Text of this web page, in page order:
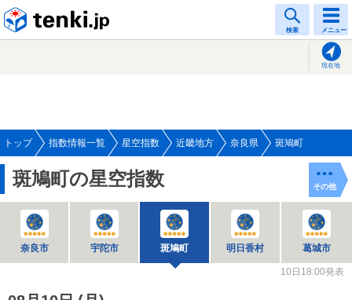
検索 メニュー
現在地
トップ 指数情報一覧 星空指数 近畿地方 奈良県 斑鳩町
斑鳩町の星空指数
奈良市 宇陀市 斑鳩町 明日香村 葛城市
その他
10日18:00発表